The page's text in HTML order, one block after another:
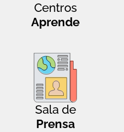
Centros
Aprende
Sala de
Prensa